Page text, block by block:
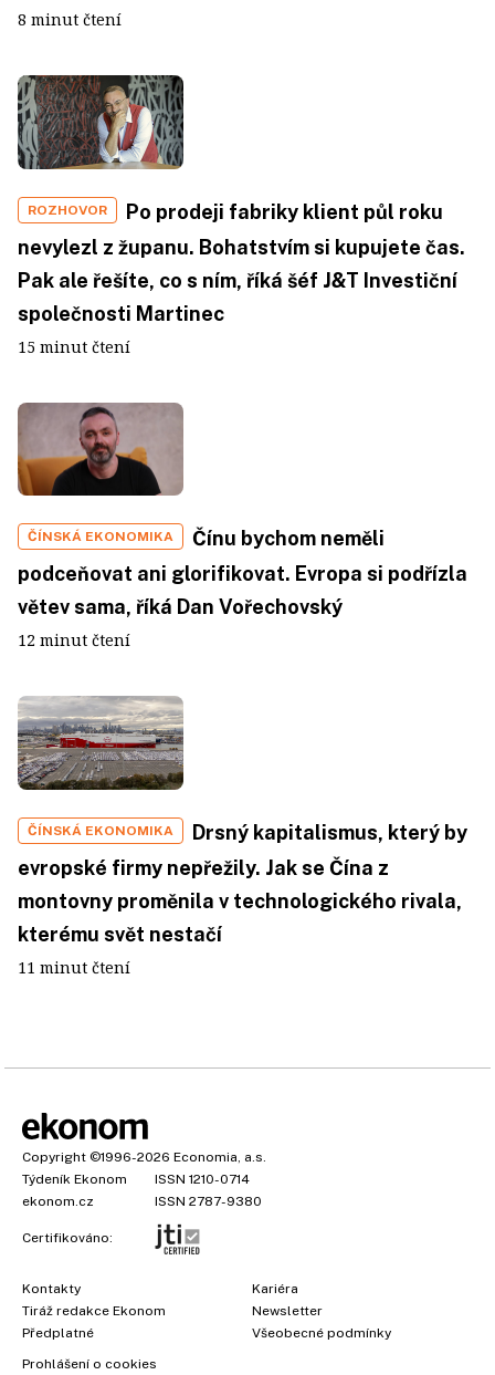
8 minut čtení
ROZHOVOR
Po prodeji fabriky klient půl roku
nevylezl z županu. Bohatstvím si kupujete čas.
Pak ale řešíte, co s ním, říká šéf J&T Investiční
společnosti Martinec
15 minut čtení
ČÍNSKÁ EKONOMIKA
Čínu bychom neměli
podceňovat ani glorifikovat. Evropa si podřízla
větev sama, říká Dan Vořechovský
12 minut čtení
ČÍNSKÁ EKONOMIKA
Drsný kapitalismus, který by
evropské firmy nepřežily. Jak se Čína z
montovny proměnila v technologického rivala,
kterému svět nestačí
11 minut čtení
Copyright ©1996-2026 Economia, a.s.
Týdeník Ekonom
ISSN 1210-0714
ekonom.cz
ISSN 2787-9380
Certifikováno:
Kontakty
Tiráž redakce Ekonom
Předplatné
Kariéra
Newsletter
Všeobecné podmínky
Prohlášení o cookies